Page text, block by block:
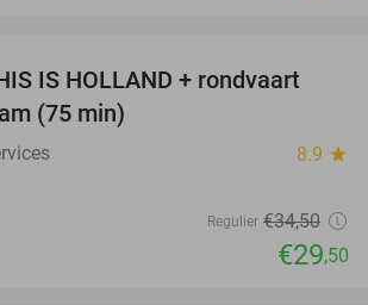
14%
IS HOLLAND + rondvaart
(75 min)
8.9 star
Regulier €34,50
€29,50